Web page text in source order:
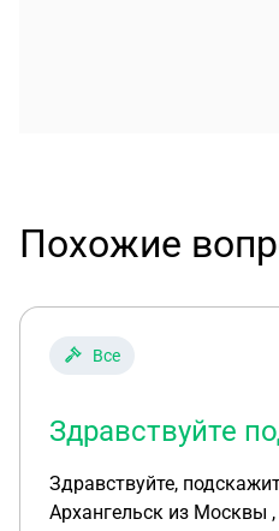
Похожие
Все
Здравствуйте
Здравствуйте, подскажите, как вернуть денежные средства. Я
Архангельск из Москвы